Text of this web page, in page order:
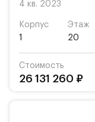
4 кв. 2023
Корпус
1
Этаж
20
Стоимость
26 131 260 ₽